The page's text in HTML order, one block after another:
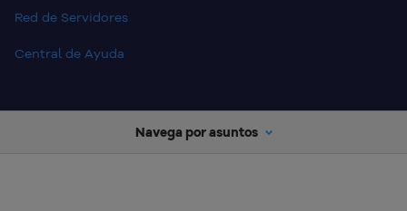
Navega por asuntos
Red de Servidores
Central de Ayuda